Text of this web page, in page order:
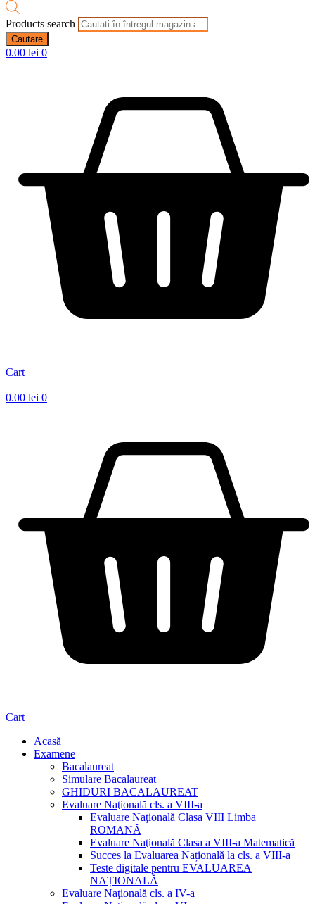
Products search
Cautare
0.00 lei 0
Cart
0.00 lei 0
Cart
Acasă
Examene
Bacalaureat
Simulare Bacalaureat
GHIDURI BACALAUREAT
Evaluare Naţională cls. a VIII-a
Evaluare Naţională Clasa VIII Limba
ROMANĂ
Evaluare Naţională Clasa a VIII-a Matematică
Succes la Evaluarea Națională la cls. a VIII-a
Teste digitale pentru EVALUAREA
NAȚIONALĂ
Evaluare Naţională cls. a IV-a